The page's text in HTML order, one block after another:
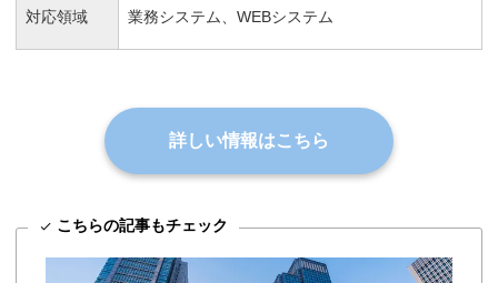
対応領域 業務システム、WEBシステム
詳しい情報はこちら
check こちらの記事もチェック